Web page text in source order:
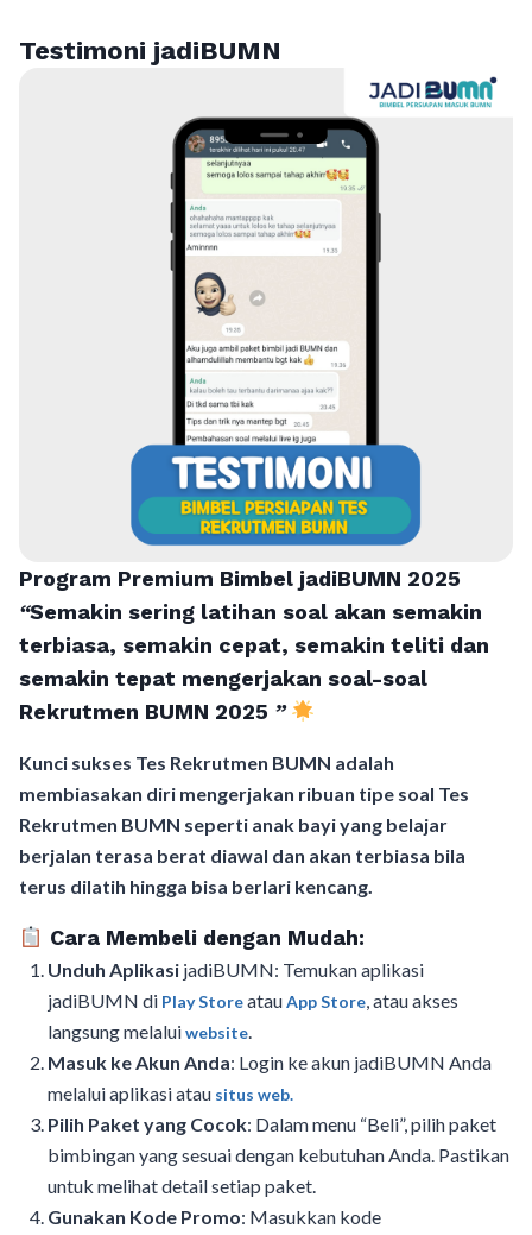
Testimoni jadiBUMN
Program Premium Bimbel jadiBUMN 2025
“Semakin sering latihan soal akan semakin
terbiasa, semakin cepat, semakin teliti dan
semakin tepat mengerjakan soal-soal
Rekrutmen BUMN 2025 ”
Kunci sukses Tes Rekrutmen BUMN adalah
membiasakan diri mengerjakan ribuan tipe soal Tes
Rekrutmen BUMN seperti anak bayi yang belajar
berjalan terasa berat diawal dan akan terbiasa bila
terus dilatih hingga bisa berlari kencang.
Cara Membeli dengan Mudah:
Unduh Aplikasi jadiBUMN: Temukan aplikasi
jadiBUMN di Play StoreatauApp Store, atau akses
langsung melaluiwebsite.
Masuk ke Akun Anda: Login ke akun jadiBUMN Anda
melalui aplikasi atau situs web.
Pilih Paket yang Cocok: Dalam menu “Beli”, pilih paket
bimbingan yang sesuai dengan kebutuhan Anda. Pastikan
untuk melihat detail setiap paket.
Gunakan Kode Promo: Masukkan kode